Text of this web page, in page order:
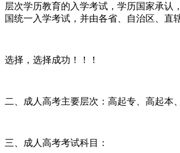
层次学历教育的入学考试，学历国家承认
国统一入学考试，并由各省、自治区、直
选择，选择成功！！！
二、成人高考主要层次：高起专、高起本
三、成人高考考试科目：